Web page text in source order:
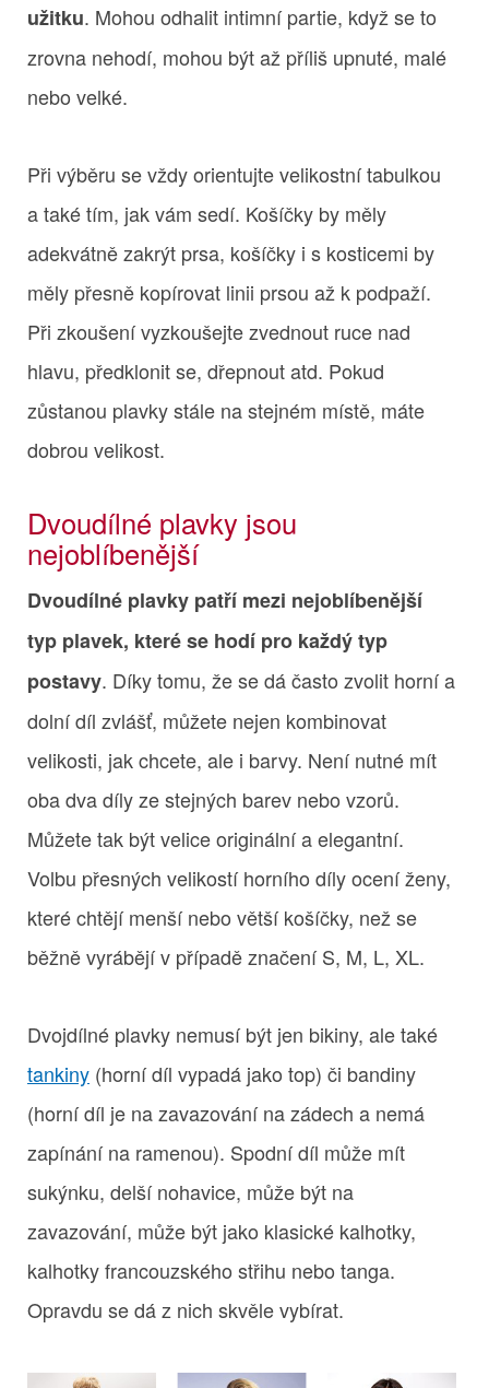
užitku. Mohou odhalit intimní partie, když se to
zrovna nehodí, mohou být až příliš upnuté, malé
nebo velké.
Při výběru se vždy orientujte velikostní tabulkou
a také tím, jak vám sedí. Košíčky by měly
adekvátně zakrýt prsa, košíčky i s kosticemi by
měly přesně kopírovat linii prsou až k podpaží.
Při zkoušení vyzkoušejte zvednout ruce nad
hlavu, předklonit se, dřepnout atd. Pokud
zůstanou plavky stále na stejném místě, máte
dobrou velikost.
Dvoudílné plavky jsou
nejoblíbenější
Dvoudílné plavky patří mezi nejoblíbenější
typ plavek, které se hodí pro každý typ
postavy. Díky tomu, že se dá často zvolit horní a
dolní díl zvlášť, můžete nejen kombinovat
velikosti, jak chcete, ale i barvy. Není nutné mít
oba dva díly ze stejných barev nebo vzorů.
Můžete tak být velice originální a elegantní.
Volbu přesných velikostí horního díly ocení ženy,
které chtějí menší nebo větší košíčky, než se
běžně vyrábějí v případě značení S, M, L, XL.
Dvojdílné plavky nemusí být jen bikiny, ale také
tankiny (horní díl vypadá jako top) či bandiny
(horní díl je na zavazování na zádech a nemá
zapínání na ramenou). Spodní díl může mít
sukýnku, delší nohavice, může být na
zavazování, může být jako klasické kalhotky,
kalhotky francouzského střihu nebo tanga.
Opravdu se dá z nich skvěle vybírat.